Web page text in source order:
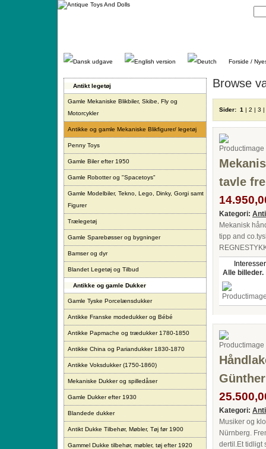
Gå
Forside /
Antikt legetøj
Gamle Mekaniske Blikbiler, Skibe, Fly og
Motorcykler
Antikke og gamle Mekaniske Blikfigurer/ legetøj
Penny Toys
Gamle Biler efter 1950
Gamle Robotter og "Spacetoys"
Gamle Modelbiler, Tekno, Lego, Dinky, Gorgi samt
Figurer
Trælegetøj
Gamle Sparebøsser og bygninger
Bamser og dyr
Blandet Legetøj og Tilbud
Antikke og gamle Dukker
Gamle Tyske Porcelænsdukker
Antikke Franske modedukker og Bébé
Antikke Papmache og trædukker 1780-1850
Antikke China og Pariandukker 1830-1870
Antikke Voksdukker (1750-1860)
Mekaniske Dukker og spilledåser
Gamle Dukker efter 1930
Blandede dukker
Antikt Dukke Tilbehør, Møbler, Tøj før 1900
Gammel Dukke tilbehør, møbler, tøj efter 1920
Browse
Sider: 1 | 2 | 3 |
tavle
Kategori:
Mekanisk
tipp and
Alle billeder.
Kategori:
Musiker og
Nürnberg.
dertil.Et tidligt